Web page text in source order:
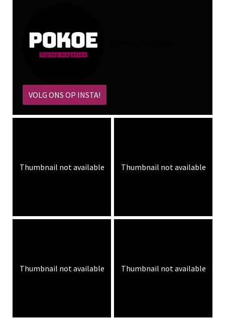
VOLG ONS OP INSTA!
Thumbnail not available Thumbnail not available
Thumbnail not available Thumbnail not available